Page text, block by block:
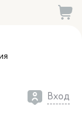
Вход